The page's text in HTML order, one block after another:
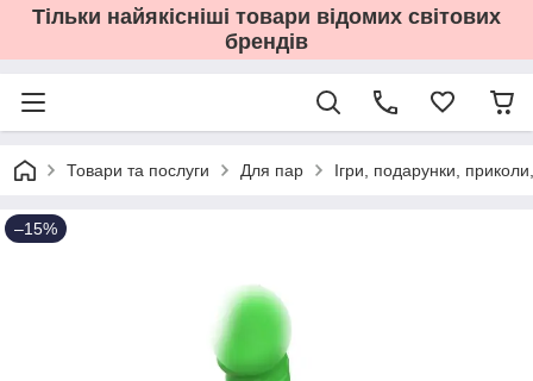
Тільки найякісніші товари відомих світових
брендів
Товари та послуги Для пар Ігри, подарунки,
–15%